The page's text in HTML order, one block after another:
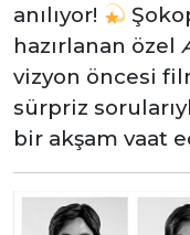
anılıyor!
hazırlanan özel
vizyon öncesi
sürpriz
bir akşam vaat